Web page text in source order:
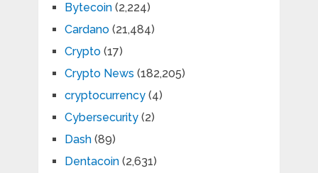
Bytecoin(2,224)
Cardano(21,484)
Crypto(17)
Crypto News (182,205)
cryptocurrency(4)
Cybersecurity(2)
Dash(89)
Dentacoin(2,631)